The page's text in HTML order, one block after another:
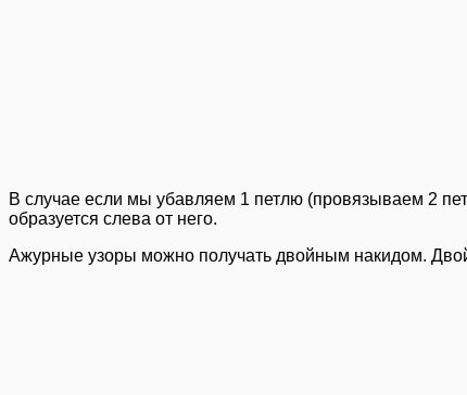
В случае если мы убавляем 1 петлю (провязываем 2
образуется слева от него.
Ажурные узоры можно получать двойным накидом.